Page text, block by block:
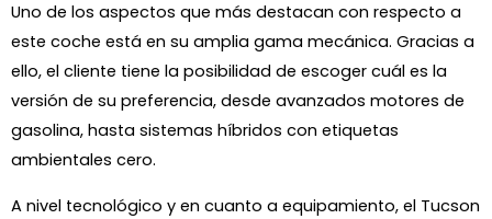
Uno de los aspectos que más destacan con respecto a
este coche está en su amplia gama mecánica. Gracias a
ello, el cliente tiene la posibilidad de escoger cuál es la
versión de su preferencia, desde avanzados motores de
gasolina, hasta sistemas híbridos con etiquetas
ambientales cero.
A nivel tecnológico y en cuanto a equipamiento, el Tucson